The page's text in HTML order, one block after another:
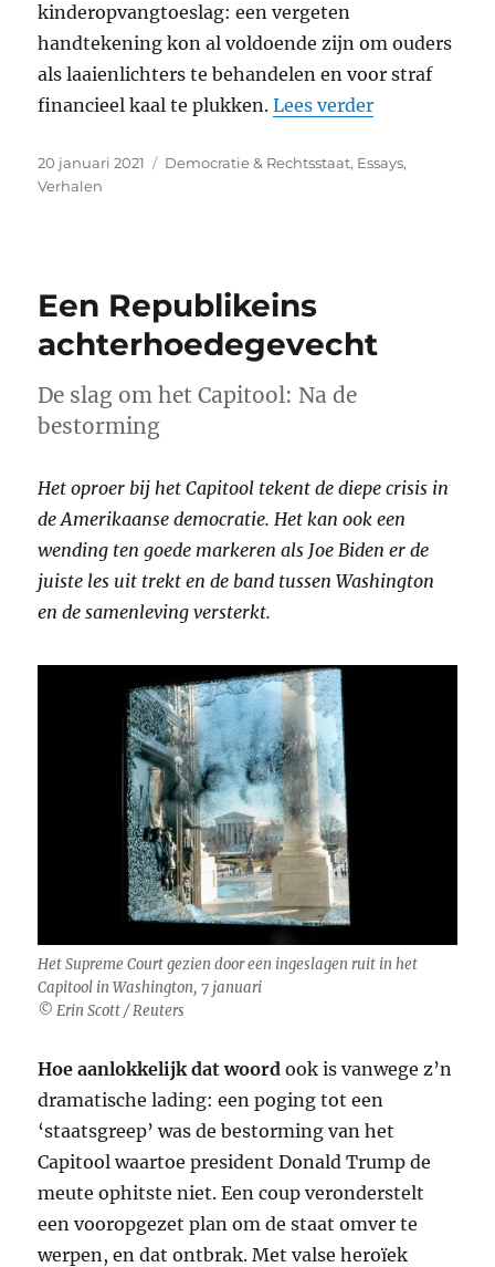
kinderopvangtoeslag: een vergeten
handtekening kon al voldoende zijn om ouders
als laaienlichters te behandelen en voor straf
financieel kaal te plukken.Lees verder“De
Geplaatst
op
20 januari 2021 Categorieën
Democratie & Rechtsstaat, Essays,
Verhalen
Een Republikeins
achterhoede­gevecht
De slag om het Capitool: Na de
bestorming
Het oproer bij het Capitool tekent de diepe crisis in
de Amerikaanse democratie. Het kan ook een
wending ten goede markeren als Joe Biden er de
juiste les uit trekt en de band tussen Washington
en de samenleving versterkt.
Het Supreme Court gezien door een ingeslagen ruit in het
Capitool in Washington, 7 januari
© Erin Scott / Reuters
Hoe aanlokkelijk dat woord ook is vanwege z’n
dramatische lading: een poging tot een
‘staatsgreep’ was de bestorming van het
Capitool waartoe president Donald Trump de
meute ophitste niet. Een coup veronderstelt
een vooropgezet plan om de staat omver te
werpen, en dat ontbrak. Met valse heroïek